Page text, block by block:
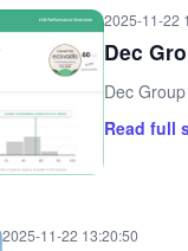
2025-11-22
Dec
Dec
Read full
2025-11-22 13:20:50